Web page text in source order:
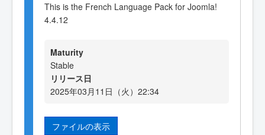
This is the French Language Pack for Joomla!
4.4.12
Maturity
Stable
リリース日
2025年03月11日（火）22:34
ファイルの表示